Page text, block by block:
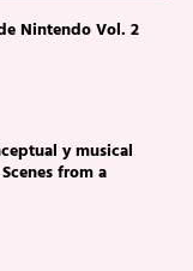
Nintendo Vol. 2
y musical
from a